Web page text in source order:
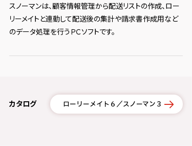
スノーマンは、顧客情報管理から配送リストの作成、ロー
リーメイトと連動して配送後の集計や請求書作成用など
のデータ処理を行うＰＣソフトです。
カタログ ローリーメイト６／スノーマン３